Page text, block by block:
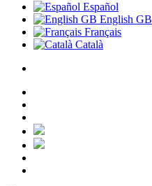
Español
English GB
Français
Català